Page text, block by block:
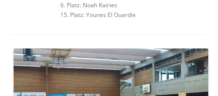
6. Platz: Noah Kairies
15. Platz: Younes El Ouardie